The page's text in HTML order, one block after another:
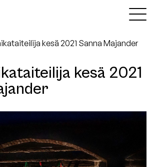
kesä 2021 Sanna Majander
kesä 2021